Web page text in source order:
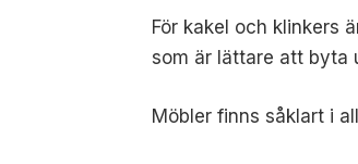
För kakel och klinkers
som är lättare att byta
Möbler finns såklart i